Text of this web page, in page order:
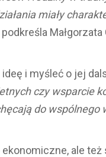
miały
podkreśla Małgorzata
i myśleć o jej
czy wsparcie
do wspólnego
ale